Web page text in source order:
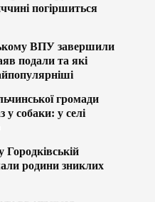
погіршиться
ВПУ завершили
подали та які
громади
у собаки: у селі
Городківській
родини зниклих